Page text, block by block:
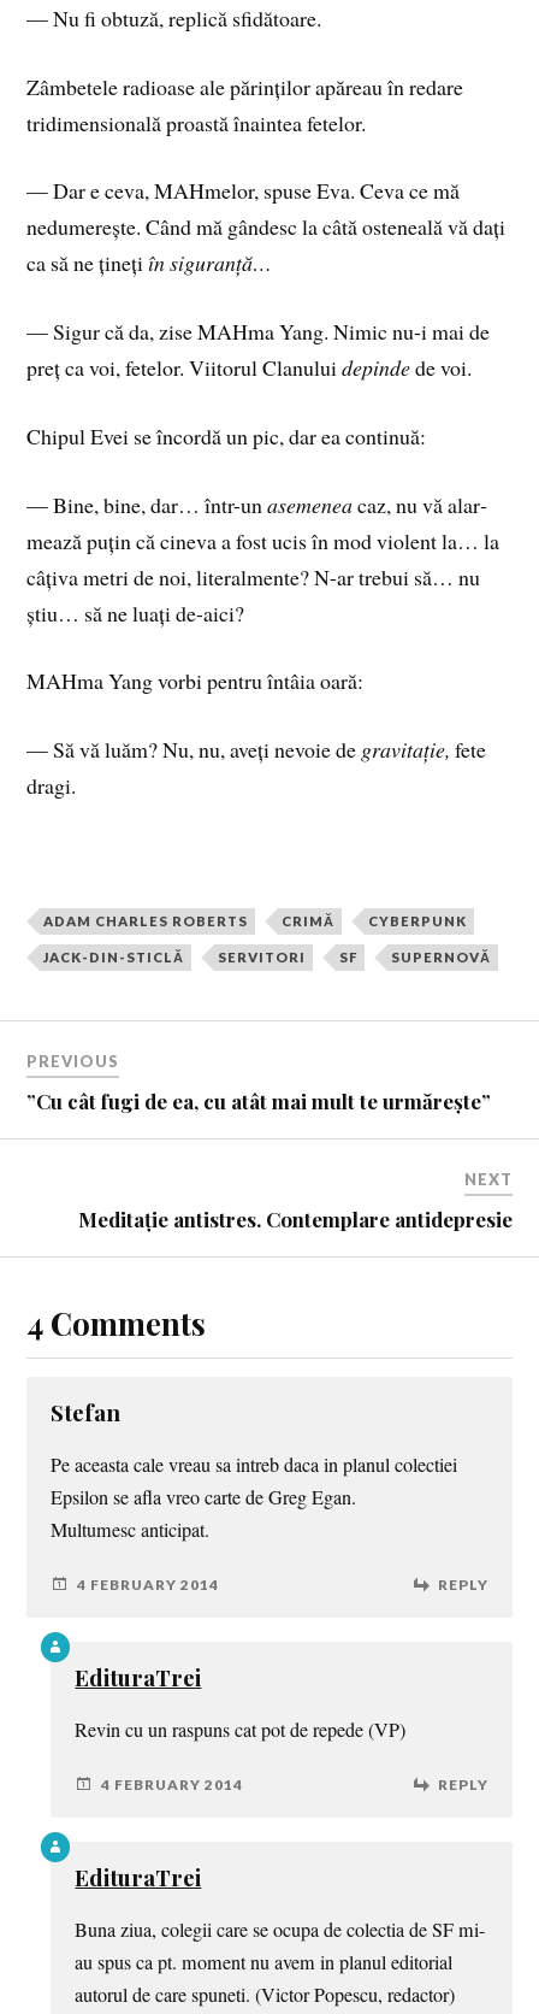
— Nu fi obtuză, replică sfidătoare.
Zâmbetele radioase ale părinților apăreau în redare
tridimensională proastă înaintea fetelor.
— Dar e ceva, MAHmelor, spuse Eva. Ceva ce mă
nedumerește. Când mă gândesc la câtă osteneală vă dați
ca să ne țineți în siguranță…
— Sigur că da, zise MAHma Yang. Nimic nu-i mai de
preț ca voi, fetelor. Viitorul Clanuluidepindede voi.
Chipul Evei se încordă un pic, dar ea continuă:
— Bine, bine, dar… într-unasemeneacaz, nu vă alar­
mează puțin că cineva a fost ucis în mod violent la… la
câțiva metri de noi, literalmente? N-ar trebui să… nu
știu… să ne luați de-aici?
MAHma Yang vorbi pentru întâia oară:
— Să vă luăm? Nu, nu, aveți nevoie de gravitație,fete
dragi.
ADAM CHARLES ROBERTS CRIMĂ CYBERPUNK
JACK-DIN-STICLĂ SERVITORI SF SUPERNOVĂ
PREVIOUS
”Cu cât fugi de ea, cu atât mai mult te urmărește”
NEXT
Meditație antistres. Contemplare antidepresie
4 Comments
Stefan
Pe aceasta cale vreau sa intreb daca in planul colectiei
Epsilon se afla vreo carte de Greg Egan.
Multumesc anticipat.
4 FEBRUARY 2014 REPLY
EdituraTrei
Revin cu un raspuns cat pot de repede (VP)
4 FEBRUARY 2014 REPLY
EdituraTrei
Buna ziua, colegii care se ocupa de colectia de SF mi-
au spus ca pt. moment nu avem in planul editorial
autorul de care spuneti. (Victor Popescu, redactor)